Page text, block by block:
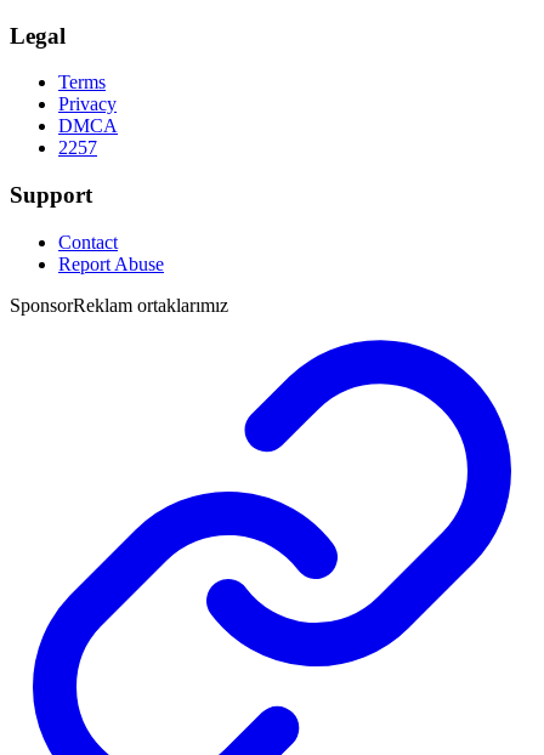
Legal
Terms
Privacy
DMCA
2257
Support
Contact
Report Abuse
SponsorReklam ortaklarımız